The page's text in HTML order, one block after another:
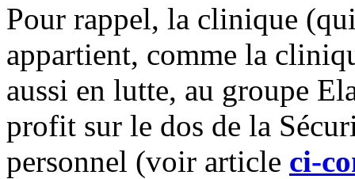
Pour rappel, la clinique
appartient, comme la
aussi en lutte, au groupe
profit sur le dos de la
personnel (voir article ci-